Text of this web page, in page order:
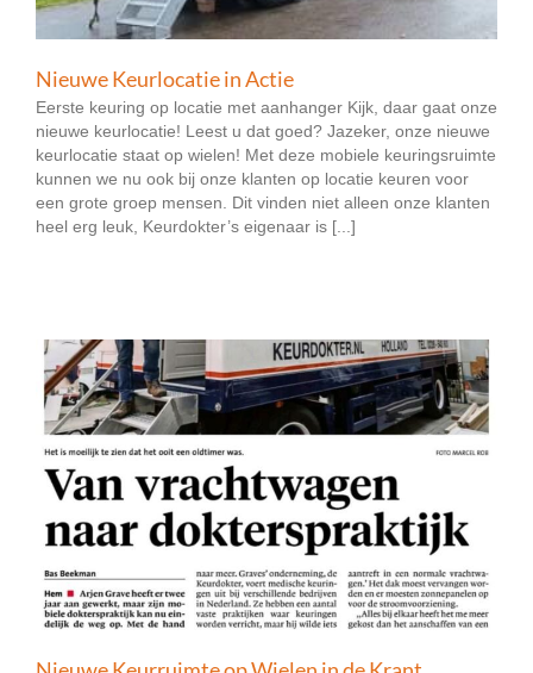
Nieuwe Keurlocatie in Actie
Eerste keuring op locatie met aanhanger Kijk, daar gaat onze
nieuwe keurlocatie! Leest u dat goed? Jazeker, onze nieuwe
keurlocatie staat op wielen! Met deze mobiele keuringsruimte
kunnen we nu ook bij onze klanten op locatie keuren voor
een grote groep mensen. Dit vinden niet alleen onze klanten
heel erg leuk, Keurdokter’s eigenaar is [...]